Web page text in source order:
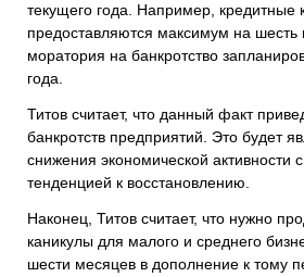
текущего года. Например, кредитные
предоставляются максимум на шесть
моратория на банкротство
года.
Титов считает, что данный факт
банкротств предприятий. Это будет
снижения экономической активности
тенденцией к восстановлению.
Наконец, Титов считает, что нужно
каникулы для малого и среднего
шести месяцев в дополнение к тому